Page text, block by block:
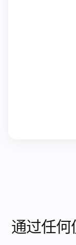
通过任何